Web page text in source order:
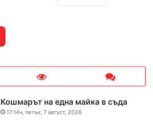
Кошмарът на една майка в съда
17:14ч, петък, 7 август, 2026